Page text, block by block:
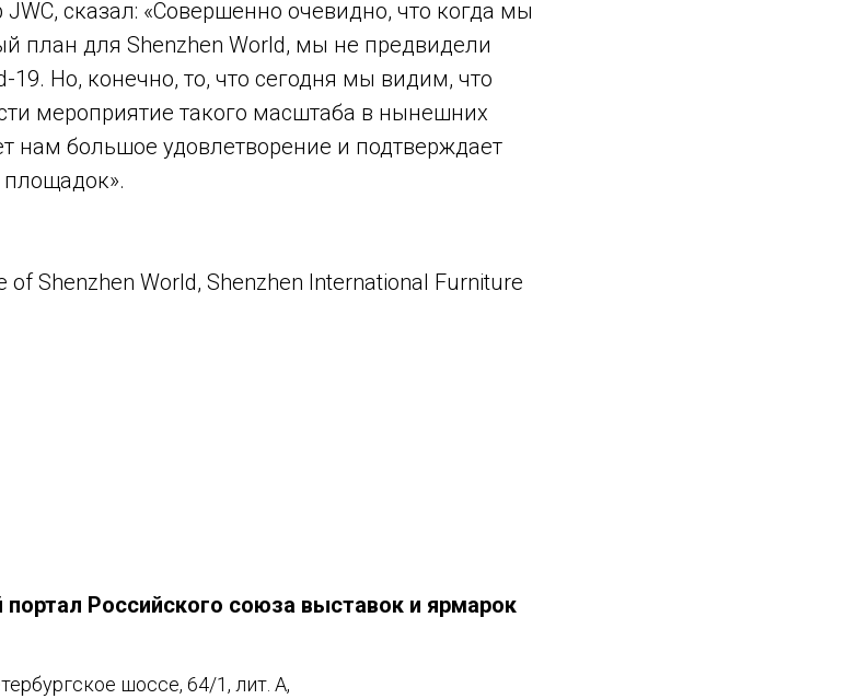
сказал: «Совершенно очевидно, что когда мы
план для Shenzhen World, мы не предвидели
19. Но, конечно, то, что сегодня мы видим, что
мероприятие такого масштаба в нынешних
нам большое удовлетворение и подтверждает
of Shenzhen World, Shenzhen International Furniture
Российского союза выставок и ярмарок
шоссе, 64/1, лит. А,